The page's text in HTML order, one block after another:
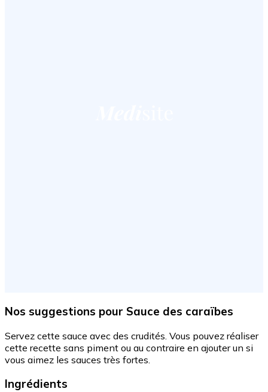
Nos suggestions pour Sauce des caraïbes
Servez cette sauce avec des crudités. Vous pouvez réaliser
cette recette sans piment ou au contraire en ajouter un si
vous aimez les sauces très fortes.
Ingrédients